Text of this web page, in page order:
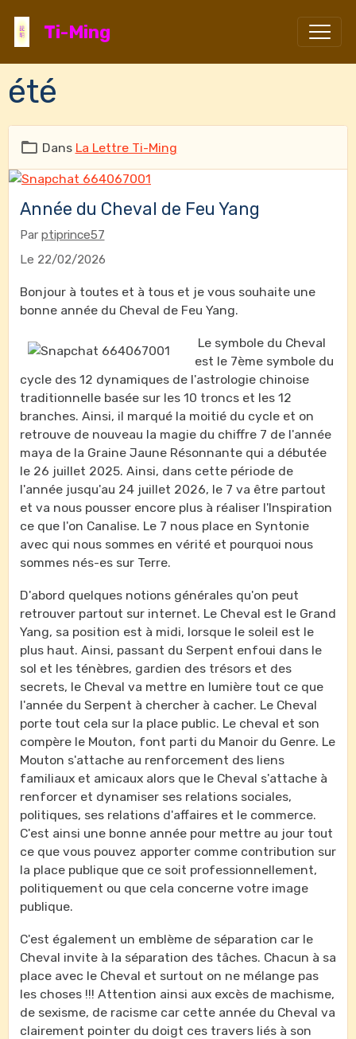
Ti-Ming
été
Dans La Lettre Ti-Ming
Année du Cheval de Feu Yang
Par ptiprince57
Le 22/02/2026
Bonjour à toutes et à tous et je vous souhaite une
bonne année du Cheval de Feu Yang.
Le symbole du Cheval
est le 7ème symbole du
cycle des 12 dynamiques de l'astrologie chinoise
traditionnelle basée sur les 10 troncs et les 12
branches. Ainsi, il marqué la moitié du cycle et on
retrouve de nouveau la magie du chiffre 7 de l'année
maya de la Graine Jaune Résonnante qui a débutée
le 26 juillet 2025. Ainsi, dans cette période de
l'année jusqu'au 24 juillet 2026, le 7 va être partout
et va nous pousser encore plus à réaliser l'Inspiration
ce que l'on Canalise. Le 7 nous place en Syntonie
avec qui nous sommes en vérité et pourquoi nous
sommes nés-es sur Terre.
D'abord quelques notions générales qu'on peut
retrouver partout sur internet. Le Cheval est le Grand
Yang, sa position est à midi, lorsque le soleil est le
plus haut. Ainsi, passant du Serpent enfoui dans le
sol et les ténèbres, gardien des trésors et des
secrets, le Cheval va mettre en lumière tout ce que
l'année du Serpent à chercher à cacher. Le Cheval
porte tout cela sur la place public. Le cheval et son
compère le Mouton, font parti du Manoir du Genre. Le
Mouton s'attache au renforcement des liens
familiaux et amicaux alors que le Cheval s'attache à
renforcer et dynamiser ses relations sociales,
politiques, ses relations d'affaires et le commerce.
C'est ainsi une bonne année pour mettre au jour tout
ce que vous pouvez apporter comme contribution sur
la place publique que ce soit professionnellement,
politiquement ou que cela concerne votre image
publique.
C'est également un emblème de séparation car le
Cheval invite à la séparation des tâches. Chacun à sa
place avec le Cheval et surtout on ne mélange pas
les choses !!! Attention ainsi aux excès de machisme,
de sexisme, de racisme car cette année du Cheval va
clairement pointer du doigt ces travers liés à son